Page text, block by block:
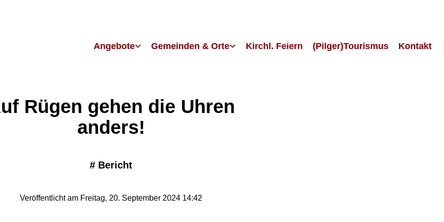
Angebote Gemeinden & Orte Kirchl. Feiern (Pilger)Tourismus Kontakt
Rügen gehen die Uhren
anders!
# Bericht
Veröffentlicht am Freitag, 20. September 2024 14:42